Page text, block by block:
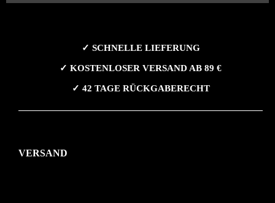
✓ SCHNELLE LIEFERUNG
✓ KOSTENLOSER VERSAND AB 89 €
✓ 42 TAGE RÜCKGABERECHT
VERSAND